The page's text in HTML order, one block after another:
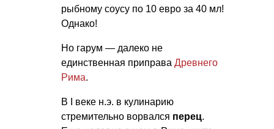
рыбному соусу по 10 евро за 40 мл!
Однако!
Но гарум — далеко не
единственная приправа Древнего
Рима.
В I веке н.э. в кулинарию
стремительно ворвался перец.